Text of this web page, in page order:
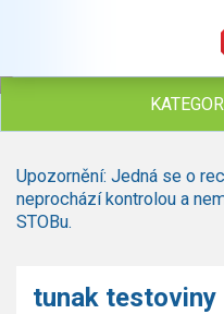
Polévky
Studená kuchyně
hovězí, telecí
Upozornění: Jedná se o
neprochází kontrolou a
STOBu.
tunak testoviny